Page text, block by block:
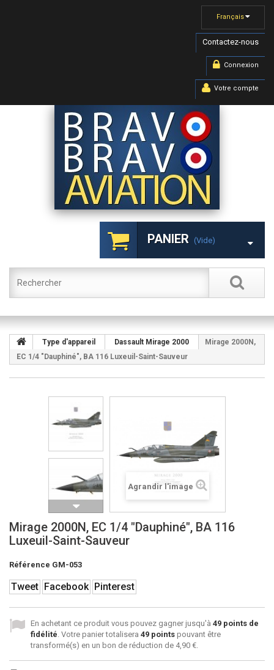
Français
Contactez-nous
Connexion
Votre compte
PANIER (vide)
Type d'appareil Dassault Mirage 2000
Mirage 2000N,
EC 1/4 "Dauphiné", BA 116 Luxeuil-Saint-Sauveur
Agrandir l'image
Mirage 2000N, EC 1/4 "Dauphiné", BA 116
Luxeuil-Saint-Sauveur
Référence GM-053
Tweet Facebook Pinterest
En achetant ce produit vous pouvez gagner jusqu'à 49 points de
fidélité. Votre panier totalisera 49 points pouvant être
transformé(s) en un bon de réduction de 4,90 €.